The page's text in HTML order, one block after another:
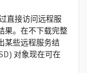
直接访问远程服
果。在不下载完整
某些远程服务结
对象现在可在